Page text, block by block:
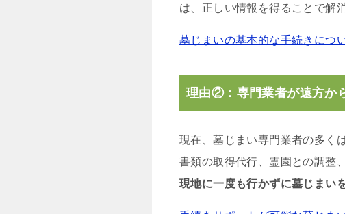
は、正しい情報を得ることで解
墓じまいの基本的な手続きにつ
理由②：専門業者が遠方か
現在、墓じまい専門業者の多く
書類の取得代行、霊園との調整
現地に一度も行かずに墓じまい